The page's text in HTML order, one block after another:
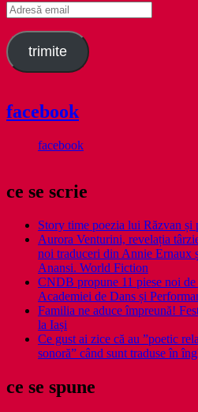
Adresă
email
trimite
facebook
facebook
ce se scrie
Story time poezia lui Răzvan
Aurora Venturini, revelația
noi traduceri din Annie Ernaux
Anansi. World Fiction
CNDB propune 11 piese noi
Academiei de Dans și
Familia ne aduce împreună!
la Iași
Ce gust ai zice că au ”poetic
sonoră” când sunt traduse în
ce se spune